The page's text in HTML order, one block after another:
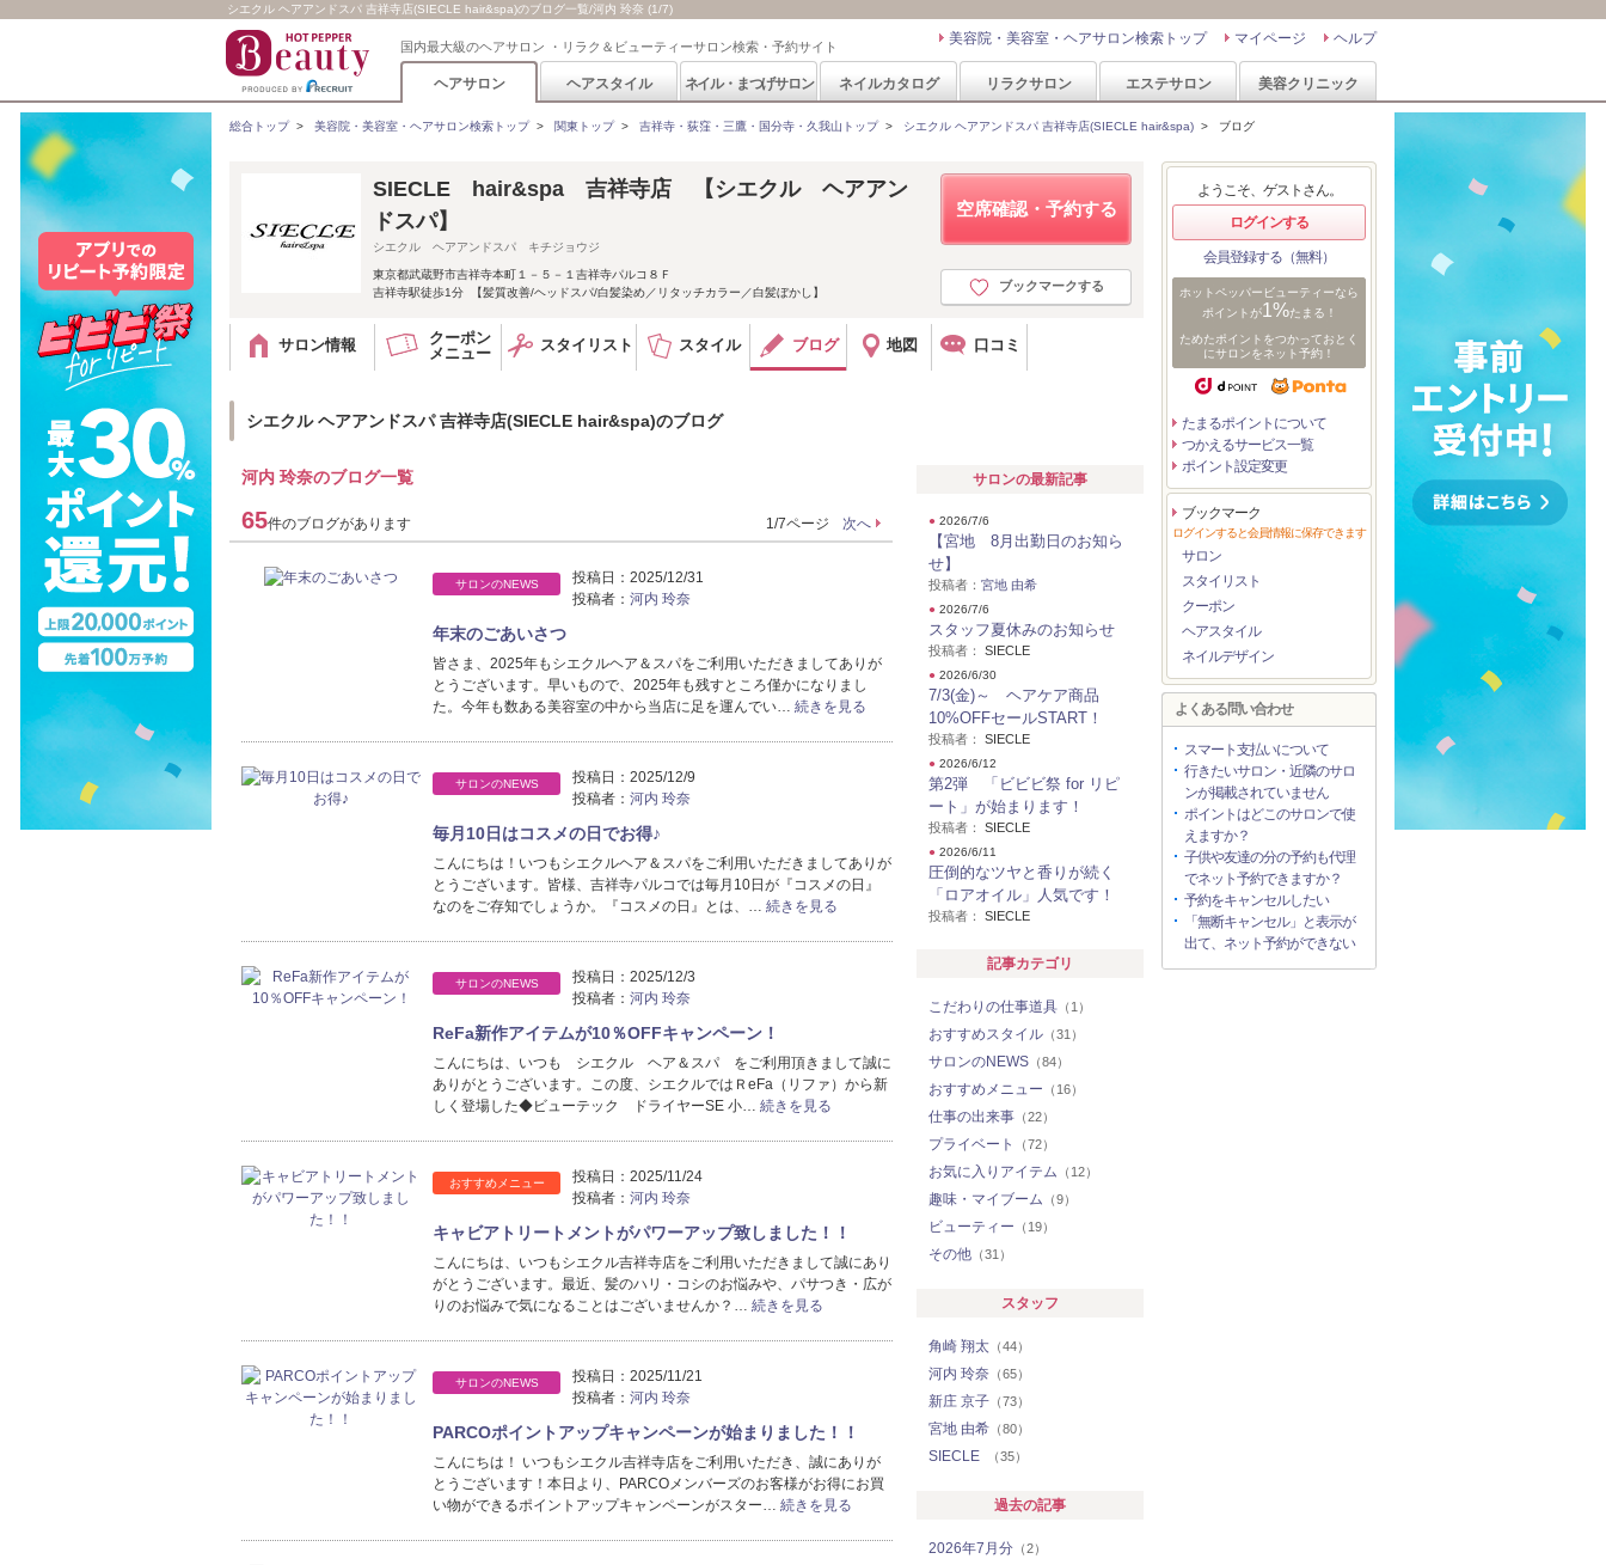
シエクル ヘアアンドスパ 吉祥寺店(SIECLE hair&spa)のブログ一覧/河内 玲奈 (1/7)
国内最大級のヘアサロン ・リラク＆ビューティーサロン検索・予約サイト ヘルプ
マイページ
美容院・美容室・ヘアサロン検索トップ
ヘアサロン ヘアスタイル ネイル・まつげサロン ネイルカタログ リラクサロン エステサロン 美容クリニック
総合トップ> 美容院・美容室・ヘアサロン検索トップ> 関東トップ> 吉祥寺・荻窪・三鷹・国分寺・久我山トップ> シエクル ヘアアンドスパ 吉祥寺店(SIECLE hair&spa) > ブログ
空席確認・予約する
ブックマークする
SIECLE hair&spa 吉祥寺店 【シエクル ヘアアン
ドスパ】
シエクル ヘアアンドスパ キチジョウジ
東京都武蔵野市吉祥寺本町１－５－１吉祥寺パルコ８Ｆ
吉祥寺駅徒歩1分 【髪質改善/ヘッドスパ/白髪染め／リタッチカラー／白髪ぼかし】
サロン情報
クーポン
メニュー
スタイリスト スタイル ブログ 地図 口コミ
シエクル ヘアアンドスパ 吉祥寺店(SIECLE hair&spa)のブログ
河内 玲奈のブログ一覧
65件のブログがあります 1/7ページ 次へ
サロンのNEWS 投稿日： 2025/12/31
投稿者： 河内 玲奈
年末のごあいさつ
皆さま、2025年もシエクルヘア＆スパをご利用いただきましてありが
とうございます。早いもので、2025年も残すところ僅かになりまし
た。今年も数ある美容室の中から当店に足を運んでい… 続きを見る
サロンのNEWS 投稿日： 2025/12/9
投稿者： 河内 玲奈
毎月10日はコスメの日でお得♪
こんにちは！いつもシエクルヘア＆スパをご利用いただきましてありが
とうございます。皆様、吉祥寺パルコでは毎月10日が『コスメの日』
なのをご存知でしょうか。『コスメの日』とは、… 続きを見る
サロンのNEWS 投稿日： 2025/12/3
投稿者： 河内 玲奈
ReFa新作アイテムが10％OFFキャンペーン！
こんにちは、いつも シエクル ヘア＆スパ をご利用頂きまして誠に
ありがとうございます。この度、シエクルではＲeFa（リファ）から新
しく登場した◆ビューテック ドライヤーSE 小… 続きを見る
おすすめメニュー 投稿日： 2025/11/24
投稿者： 河内 玲奈
キャビアトリートメントがパワーアップ致しました！！
こんにちは、いつもシエクル吉祥寺店をご利用いただきまして誠にあり
がとうございます。最近、髪のハリ・コシのお悩みや、パサつき・広が
りのお悩みで気になることはございませんか？… 続きを見る
サロンのNEWS 投稿日： 2025/11/21
投稿者： 河内 玲奈
PARCOポイントアップキャンペーンが始まりました！！
こんにちは！ いつもシエクル吉祥寺店をご利用いただき、誠にありが
とうございます！本日より、PARCOメンバーズのお客様がお得にお買
い物ができるポイントアップキャンペーンがスター… 続きを見る
サロンの最新記事
● 2026/7/6
【宮地 8月出勤日のお知ら
せ】
投稿者： 宮地 由希
● 2026/7/6
スタッフ夏休みのお知らせ
投稿者： SIECLE
● 2026/6/30
7/3(金)～ ヘアケア商品
10%OFFセールSTART！
投稿者： SIECLE
● 2026/6/12
第2弾 「ビビビ祭 for リピ
ート」が始まります！
投稿者： SIECLE
● 2026/6/11
圧倒的なツヤと香りが続く
「ロアオイル」人気です！
投稿者： SIECLE
記事カテゴリ
こだわりの仕事道具 （1）
おすすめスタイル （31）
サロンのNEWS （84）
おすすめメニュー （16）
仕事の出来事 （22）
プライベート （72）
お気に入りアイテム （12）
趣味・マイブーム （9）
ビューティー （19）
その他 （31）
スタッフ
角崎 翔太 （44）
河内 玲奈 （65）
新庄 京子 （73）
宮地 由希 （80）
SIECLE （35）
過去の記事
2026年7月分 （2）
ようこそ、ゲストさん。
ログインする
会員登録する（無料）
ホットペッパービューティーなら
ポイントが1%たまる！
ためたポイントをつかっておとく
にサロンをネット予約！
たまるポイントについて
つかえるサービス一覧
ポイント設定変更
ブックマーク
ログインすると会員情報に保存できます
サロン
スタイリスト
クーポン
ヘアスタイル
ネイルデザイン
よくある問い合わせ
スマート支払いについて
行きたいサロン・近隣のサロ
ンが掲載されていません
ポイントはどこのサロンで使
えますか？
子供や友達の分の予約も代理
でネット予約できますか？
予約をキャンセルしたい
「無断キャンセル」と表示が
出て、ネット予約ができない